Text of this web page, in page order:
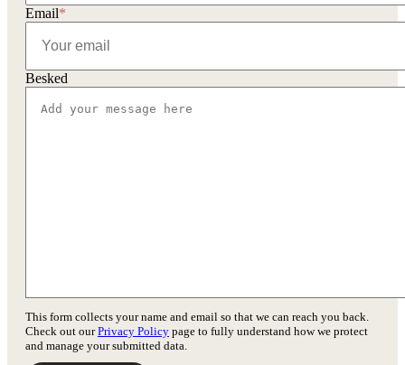
Email*
Besked
This form collects your name and email so that we can reach you back.
Check out ourPrivacy Policy page to fully understand how we protect
and manage your submitted data.